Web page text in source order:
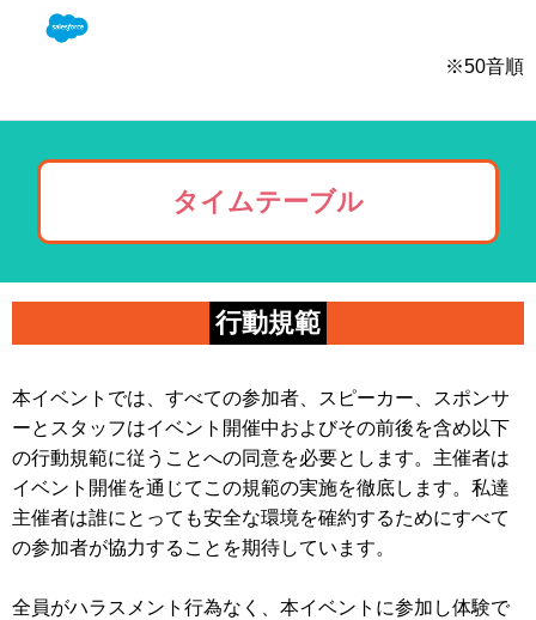
※50音順
タイムテーブル
行動規範
本イベントでは、すべての参加者、スピーカー、スポンサ
ーとスタッフはイベント開催中およびその前後を含め以下
の行動規範に従うことへの同意を必要とします。主催者は
イベント開催を通じてこの規範の実施を徹底します。私達
主催者は誰にとっても安全な環境を確約するためにすべて
の参加者が協力することを期待しています。
全員がハラスメント行為なく、本イベントに参加し体験で